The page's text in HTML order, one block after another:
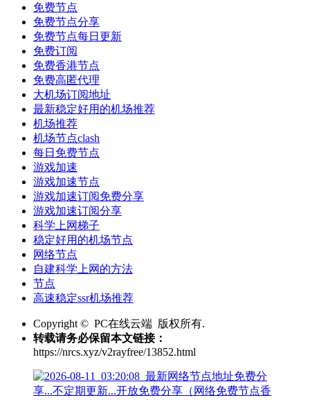
免费节点
免费节点分享
免费节点每日更新
免费订阅
免费香港节点
免费高匿代理
大机场订阅地址
最新稳定好用的机场推荐
机场推荐
机场节点clash
每日免费节点
游戏加速
游戏加速节点
游戏加速订阅免费分享
游戏加速订阅分享
科学上网梯子
稳定好用的机场节点
网络节点
自建科学上网的方法
节点
高速稳定ssr机场推荐
Copyright © PC在线云端 版权所有.
转载请务必保留本文链接：
https://nrcs.xyz/v2rayfree/13852.html